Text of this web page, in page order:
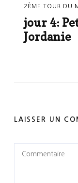
2ÈME TOUR DU
jour 4:
Jordanie
LAISSER UN